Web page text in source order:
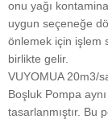
onu yağı
uygun seçeneğe
önlemek için işlem
birlikte gelir.
VUYOMUA 20m3/
Boşluk Pompa
tasarlanmıştır. Bu